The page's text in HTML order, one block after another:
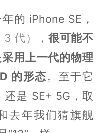
的 iPhone SE，
3 代） ，很可能不
用上一代的物理
的形态。至于它
是 SE+ 5G，取
去年我们猜旗舰